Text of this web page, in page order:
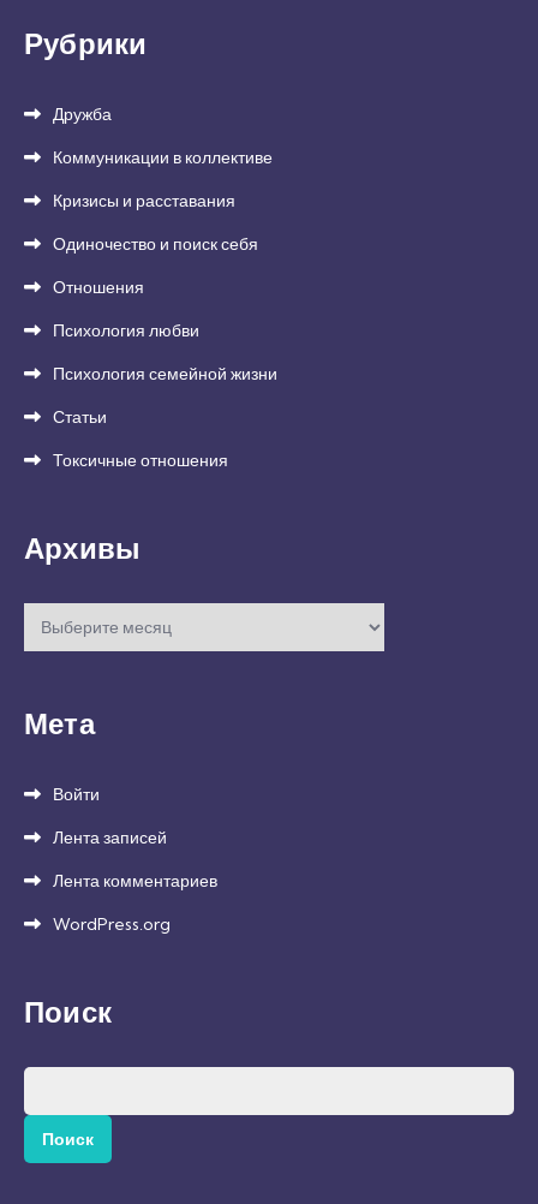
Рубрики
Дружба
Коммуникации в коллективе
Кризисы и расставания
Одиночество и поиск себя
Отношения
Психология любви
Психология семейной жизни
Статьи
Токсичные отношения
Архивы
Архивы
Мета
Войти
Лента записей
Лента комментариев
WordPress.org
Поиск